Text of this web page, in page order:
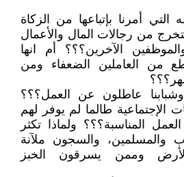
أمرنا بإتباعها من الزكاة
من رجالات المال والأعمال
الآخرين؟؟؟ أم انها
من العاملين الضعفاء ومن
وشبابنا عاطلون عن العمل؟؟؟
الإجتماعية طالما لم يوفر لهم
المناسبة؟؟؟ ولماذا تكثر
والمسلمين، والسجون ملآنة
وممن يسرقون الخبز